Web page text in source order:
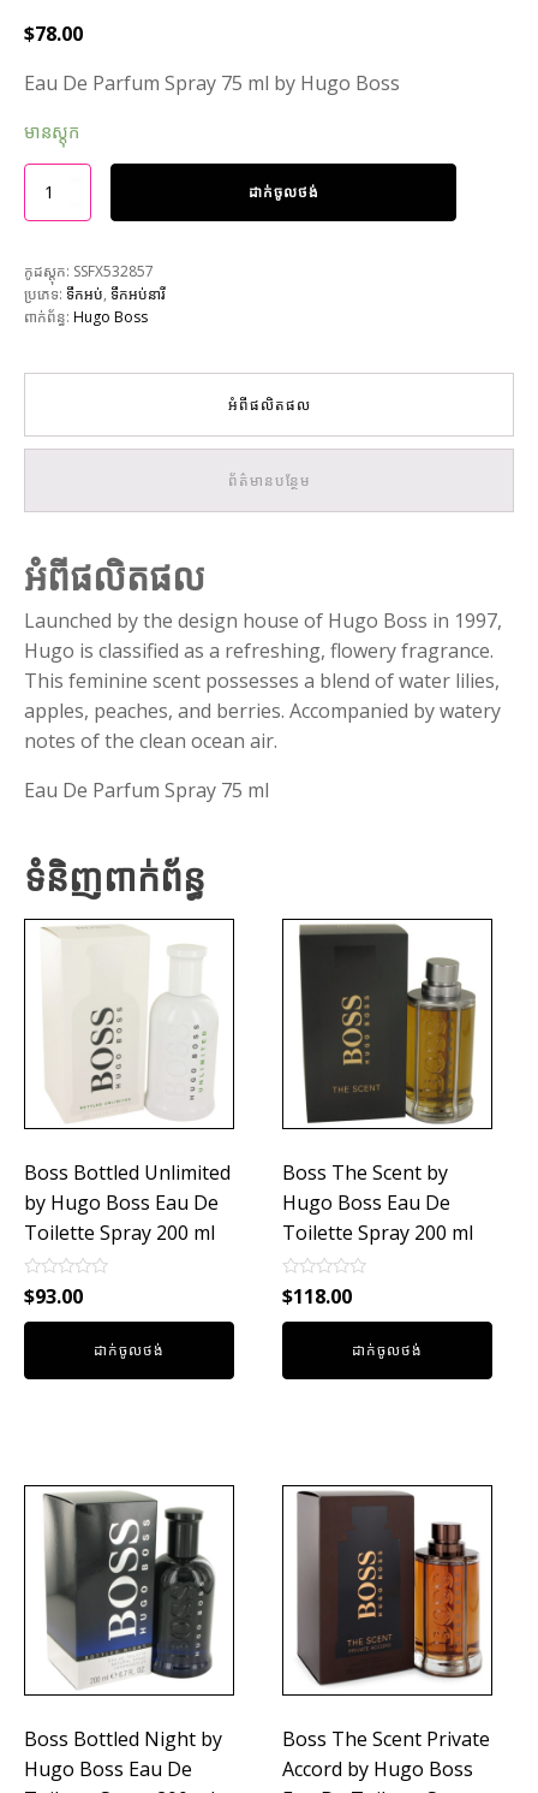
$78.00
Eau De Parfum Spray 75 ml by Hugo Boss
មានស្តុក
ដាក់ចូលថង់
កូដស្តុក: SSFX532857
ប្រភេទ: ទឹកអប់, ទឹកអប់នារី
ពាក់ព័ន្ធ: Hugo Boss
អំពីផលិតផល
ព័ត៌មានបន្ថែម
អំពីផលិតផល
Launched by the design house of Hugo Boss in 1997,
Hugo is classified as a refreshing, flowery fragrance.
This feminine scent possesses a blend of water lilies,
apples, peaches, and berries. Accompanied by watery
notes of the clean ocean air.
Eau De Parfum Spray 75 ml
ទំនិញពាក់ព័ន្ធ
Boss Bottled Unlimited
by Hugo Boss Eau De
Toilette Spray 200 ml
Rated
0
out
$93.00
ដាក់ចូលថង់
Boss The Scent by
Hugo Boss Eau De
Toilette Spray 200 ml
Rated
0
out
$118.00
ដាក់ចូលថង់
Boss Bottled Night by
Hugo Boss Eau De
Boss The Scent Private
Accord by Hugo Boss